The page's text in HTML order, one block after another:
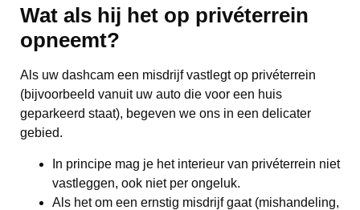
Wat als hij het op privéterrein
opneemt?
Als uw dashcam een misdrijf vastlegt op privéterrein
(bijvoorbeeld vanuit uw auto die voor een huis
geparkeerd staat), begeven we ons in een delicater
gebied.
In principe mag je het interieur van privéterrein niet
vastleggen, ook niet per ongeluk.
Als het om een ernstig misdrijf gaat (mishandeling,